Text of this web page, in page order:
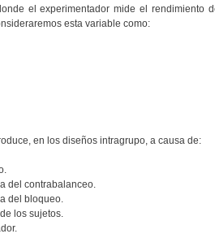
el experimentador mide el rendimiento
esta variable como:
en los diseños intragrupo, a causa de:
del contrabalanceo.
del bloqueo.
los sujetos.